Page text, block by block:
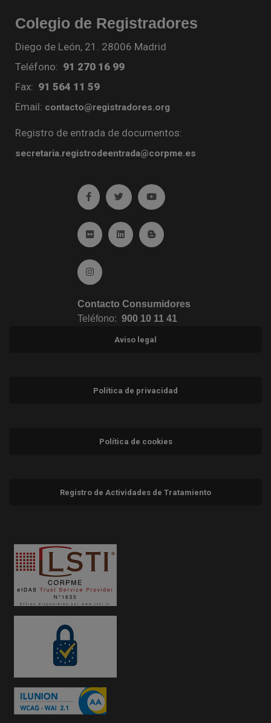
Colegio de Registradores
Diego de León, 21. 28006 Madrid
Teléfono: 91 270 16 99
Fax: 91 564 11 59
Email: contacto@registradores.org
Registro de entrada de documentos:
secretaria.registrodeentrada@corpme.es
Ir a facebook (abre en ventana nueva)
Ir a twitter (abre en ventana nueva)
Ir a YouTube (abre en
Ir a Flickr (abre en ventana nueva)
Ir a Linkedin (abre en ventana nueva)
Ir al Blog (abre en ventana
Ir a Instagram (abre en ventana nueva)
Contacto Consumidores
Teléfono: 900 10 11 41
Aviso legal
Política de privacidad
Política de cookies
Registro de Actividades de Tratamiento